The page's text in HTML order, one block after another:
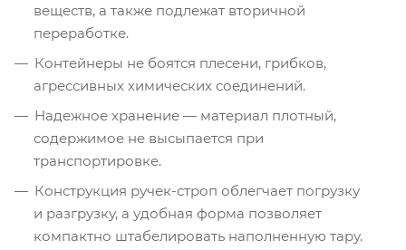
веществ, а также подлежат вторичной
переработке.
Контейнеры не боятся плесени, грибков,
агрессивных химических соединений.
Надежное хранение — материал плотный,
содержимое не высыпается при
транспортировке.
Конструкция ручек-строп облегчает погрузку
и разгрузку, а удобная форма позволяет
компактно штабелировать наполненную тару.